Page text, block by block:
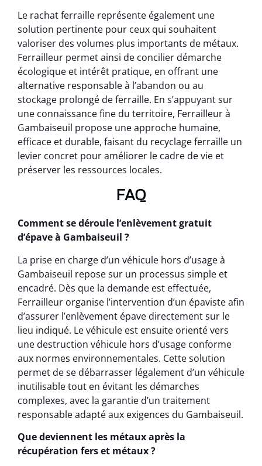
Le rachat ferraille représente également une
solution pertinente pour ceux qui souhaitent
valoriser des volumes plus importants de métaux.
Ferrailleur permet ainsi de concilier démarche
écologique et intérêt pratique, en offrant une
alternative responsable à l’abandon ou au
stockage prolongé de ferraille. En s’appuyant sur
une connaissance fine du territoire, Ferrailleur à
Gambaiseuil propose une approche humaine,
efficace et durable, faisant du recyclage ferraille un
levier concret pour améliorer le cadre de vie et
préserver les ressources locales.
FAQ
Comment se déroule l’enlèvement gratuit
d’épave à Gambaiseuil ?
La prise en charge d’un véhicule hors d’usage à
Gambaiseuil repose sur un processus simple et
encadré. Dès que la demande est effectuée,
Ferrailleur organise l’intervention d’un épaviste afin
d’assurer l’enlèvement épave directement sur le
lieu indiqué. Le véhicule est ensuite orienté vers
une destruction véhicule hors d’usage conforme
aux normes environnementales. Cette solution
permet de se débarrasser légalement d’un véhicule
inutilisable tout en évitant les démarches
complexes, avec la garantie d’un traitement
responsable adapté aux exigences du Gambaiseuil.
Que deviennent les métaux après la
récupération fers et métaux ?